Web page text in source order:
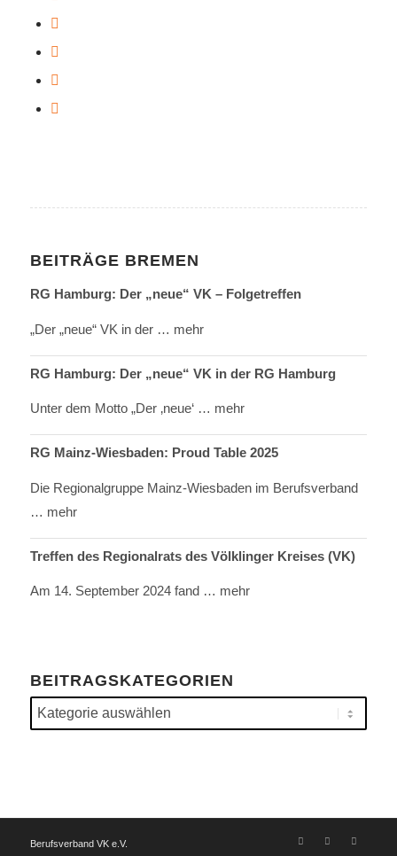
BEITRÄGE BREMEN
RG Hamburg: Der „neue“ VK – Folgetreffen
„Der „neue“ VK in der … mehr
RG Hamburg: Der „neue“ VK in der RG Hamburg
Unter dem Motto „Der ‚neue‘ … mehr
RG Mainz-Wiesbaden: Proud Table 2025
Die Regionalgruppe Mainz-Wiesbaden im Berufsverband
… mehr
Treffen des Regionalrats des Völklinger Kreises (VK)
Am 14. September 2024 fand … mehr
BEITRAGSKATEGORIEN
Beitragskategorien
Berufsverband VK e.V.